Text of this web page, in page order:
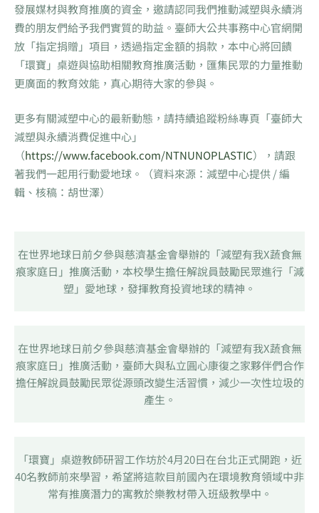
發展媒材與教育推廣的資金，邀請認同我們推動減塑與永續消
費的朋友們給予我們實質的助益。臺師大公共事務中心官網開
放「指定捐贈」項目，透過指定金額的捐款，本中心將回饋
「環寶」桌遊與協助相關教育推廣活動，匯集民眾的力量推動
更廣面的教育效能，真心期待大家的參與。
更多有關減塑中心的最新動態，請持續追蹤粉絲專頁「臺師大
減塑與永續消費促進中心」
（https://www.facebook.com/NTNUNOPLASTIC），請跟
著我們一起用行動愛地球。（資料來源：減塑中心提供 / 編
輯、核稿：胡世澤）
在世界地球日前夕參與慈濟基金會舉辦的「減塑有我X蔬食無
痕家庭日」推廣活動，本校學生擔任解說員鼓勵民眾進行「減
塑」愛地球，發揮教育投資地球的精神。
在世界地球日前夕參與慈濟基金會舉辦的「減塑有我X蔬食無
痕家庭日」推廣活動，臺師大與私立圓心康復之家夥伴們合作
擔任解說員鼓勵民眾從源頭改變生活習慣，減少一次性垃圾的
產生。
「環寶」桌遊教師研習工作坊於4月20日在台北正式開跑，近
40名教師前來學習，希望將這款目前國內在環境教育領域中非
常有推廣潛力的寓教於樂教材帶入班級教學中。